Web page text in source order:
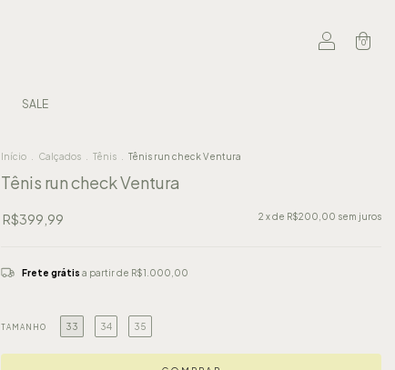
0
SALE
Início Calçados Tênis Tênis run check Ventura
Tênis run check Ventura
R$399,99 2 x de R$200,00 sem juros
Frete grátis a partir de R$1.000,00
TAMANHO 33 34 35